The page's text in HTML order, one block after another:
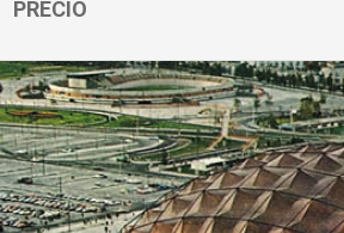
PRECIO